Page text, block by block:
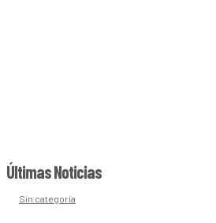
Últimas Noticias
Sin categoría